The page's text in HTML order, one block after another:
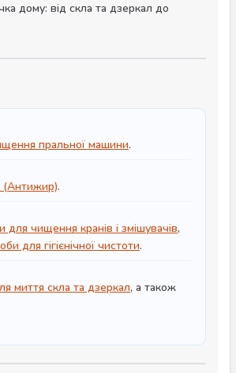
дому: від скла та дзеркал до
пральної машини.
(Антижир).
для чищення кранів і змішувачів,
для гігієнічної чистоти.
миття скла та дзеркал, а також